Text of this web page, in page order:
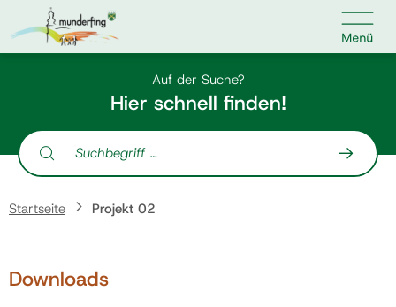
Kontakt 
Suche nach:
Home
Kundenservice
Ihr Anliegen
Auf der Suche?
Hier schnell finden!
Suche nach:
Startseite Projekt 02
Downloads